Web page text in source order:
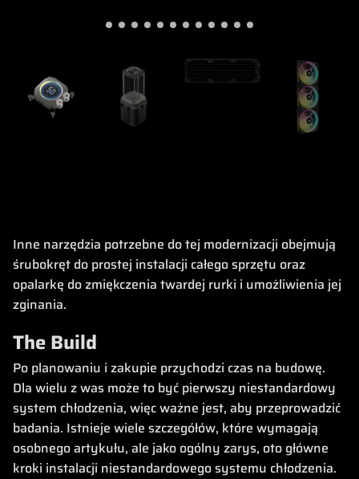
Inne narzędzia potrzebne do tej modernizacji obejmują
śrubokręt do prostej instalacji całego sprzętu oraz
opalarkę do zmiękczenia twardej rurki i umożliwienia jej
zginania.
The Build
Po planowaniu i zakupie przychodzi czas na budowę.
Dla wielu z was może to być pierwszy niestandardowy
system chłodzenia, więc ważne jest, aby przeprowadzić
badania. Istnieje wiele szczegółów, które wymagają
osobnego artykułu, ale jako ogólny zarys, oto główne
kroki instalacji niestandardowego systemu chłodzenia.